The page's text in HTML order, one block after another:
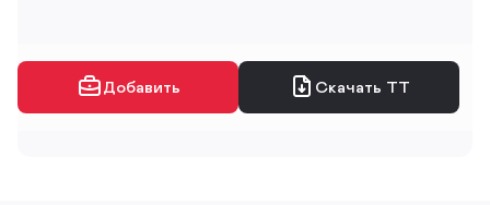
Добавить Скачать ТТ